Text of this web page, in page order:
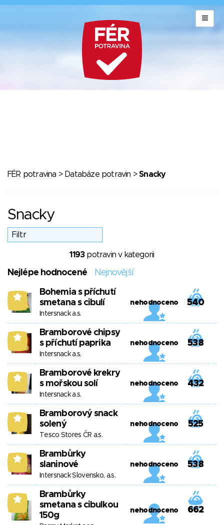
FÉR potravina > Databáze potravin >Snacky
Snacky
1193potravin v kategorii
Nejlépe hodnocené Nejnovější
8
Bohemia s příchutí
smetana s cibulí
Intersnack a.s.
nehodnoceno 540
8
Bramborové chipsy
s příchutí paprika
Intersnack a.s.
nehodnoceno 538
8
Bramborové krekry
s mořskou solí
Intersnack a.s.
nehodnoceno 432
8
Bramborový snack
solený
Tesco Stores ČR a.s.
nehodnoceno 525
8
Brambůrky
slaninové
Intersnack Slovensko, a.s.
nehodnoceno 538
8
Brambůrky
smetana s cibulkou
150g
nehodnoceno 662